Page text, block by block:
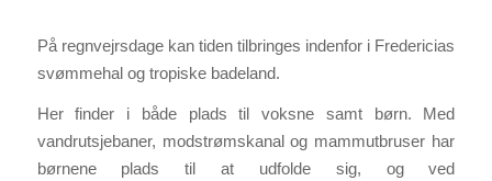
På regnvejrsdage kan tiden tilbringes indenfor i Fredericias
svømmehal og tropiske badeland.
Her finder i både plads til voksne samt børn. Med
vandrutsjebaner, modstrømskanal og mammutbruser har
børnene plads til at udfolde sig, og ved